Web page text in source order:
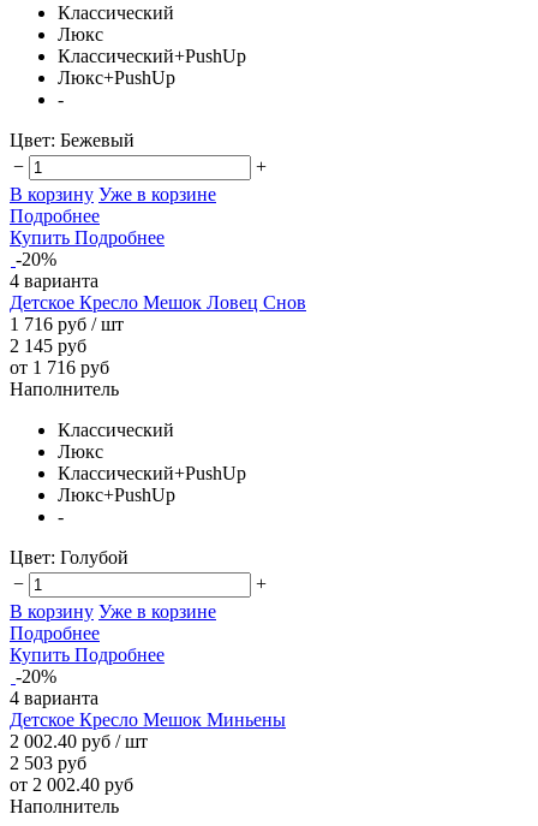
Классический
Люкс
Классический+PushUp
Люкс+PushUp
-
Цвет: Бежевый
−
+
В корзину Уже в корзине
Подробнее
Купить Подробнее
-20%
4 варианта
Детское Кресло Мешок Ловец Снов
1 716 руб / шт
2 145 руб
от 1 716 руб
Наполнитель
Классический
Люкс
Классический+PushUp
Люкс+PushUp
-
Цвет: Голубой
−
+
В корзину Уже в корзине
Подробнее
Купить Подробнее
-20%
4 варианта
Детское Кресло Мешок Миньены
2 002.40 руб / шт
2 503 руб
от 2 002.40 руб
Наполнитель